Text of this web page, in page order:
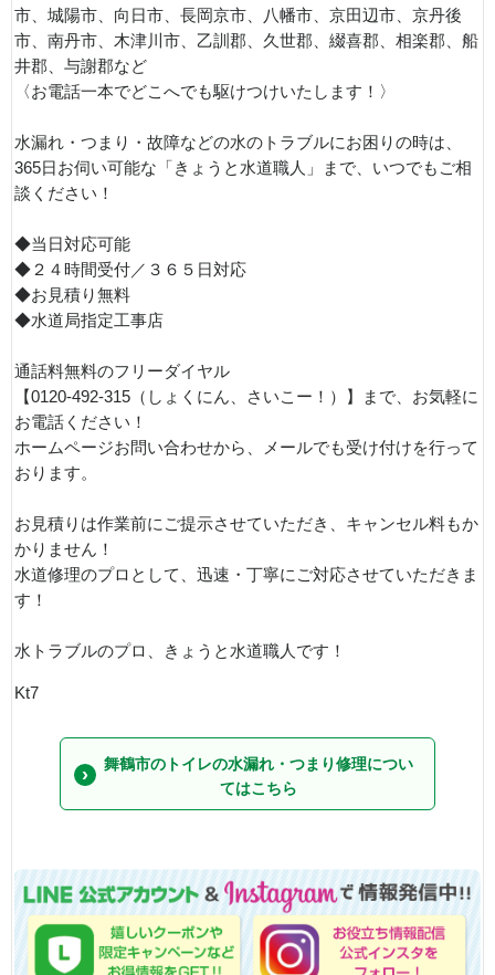
市、城陽市、向日市、長岡京市、八幡市、京田辺市、京丹後
市、南丹市、木津川市、乙訓郡、久世郡、綴喜郡、相楽郡、船
井郡、与謝郡など
〈お電話一本でどこへでも駆けつけいたします！〉
水漏れ・つまり・故障などの水のトラブルにお困りの時は、
365日お伺い可能な「きょうと水道職人」まで、いつでもご相
談ください！
◆当日対応可能
◆２４時間受付／３６５日対応
◆お見積り無料
◆水道局指定工事店
通話料無料のフリーダイヤル
【0120-492-315（しょくにん、さいこー！）】まで、お気軽に
お電話ください！
ホームページお問い合わせから、メールでも受け付けを行って
おります。
お見積りは作業前にご提示させていただき、キャンセル料もか
かりません！
水道修理のプロとして、迅速・丁寧にご対応させていただきま
す！
水トラブルのプロ、きょうと水道職人です！
Kt7
舞鶴市のトイレの水漏れ・つまり修理につい
てはこちら